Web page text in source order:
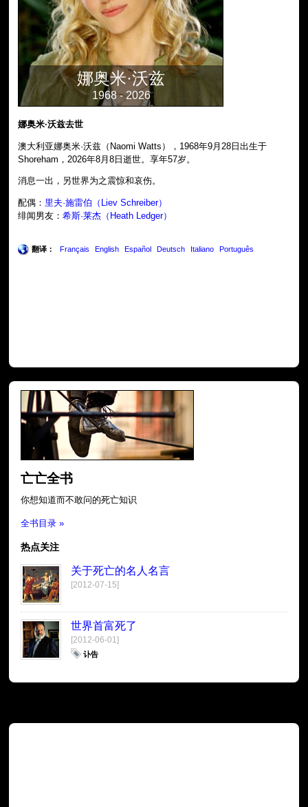
娜奥米·沃兹
1968 - 2026
娜奥米·沃兹去世
澳大利亚娜奥米·沃兹（Naomi Watts），1968年9月28日出生于
Shoreham，2026年8月8日逝世。享年57岁。
消息一出，另世界为之震惊和哀伤。
配偶： 里夫·施雷伯（Liev Schreiber）
绯闻男友：希斯·莱杰（Heath Ledger）
翻译： Français English Español Deutsch Italiano Português
亡亡全书
你想知道而不敢问的死亡知识
全书目录 »
热点关注
关于死亡的名人名言
[2012-07-15]
世界首富死了
[2012-06-01]
讣告